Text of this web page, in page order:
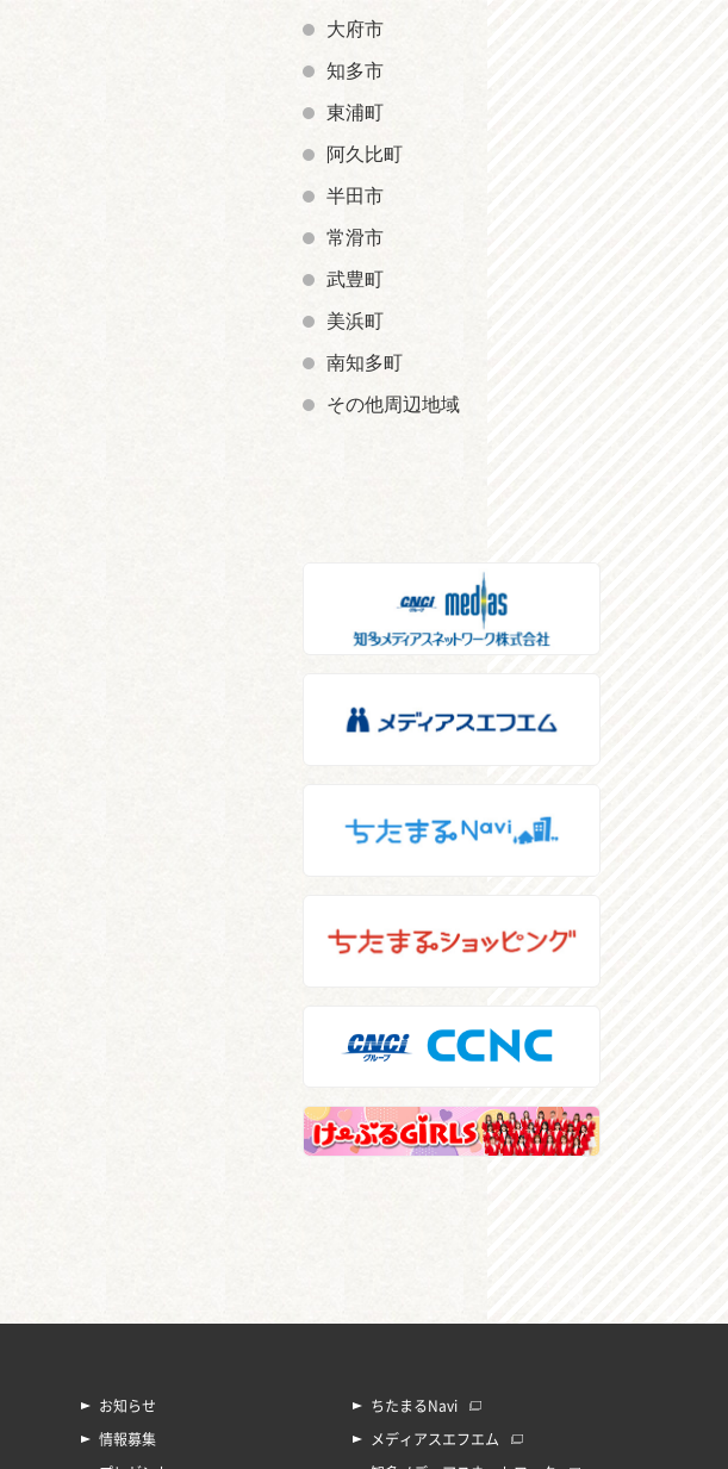
大府市
知多市
東浦町
阿久比町
半田市
常滑市
武豊町
美浜町
南知多町
その他周辺地域
お知らせ
情報募集
ちたまるNavi
メディアスエフエム